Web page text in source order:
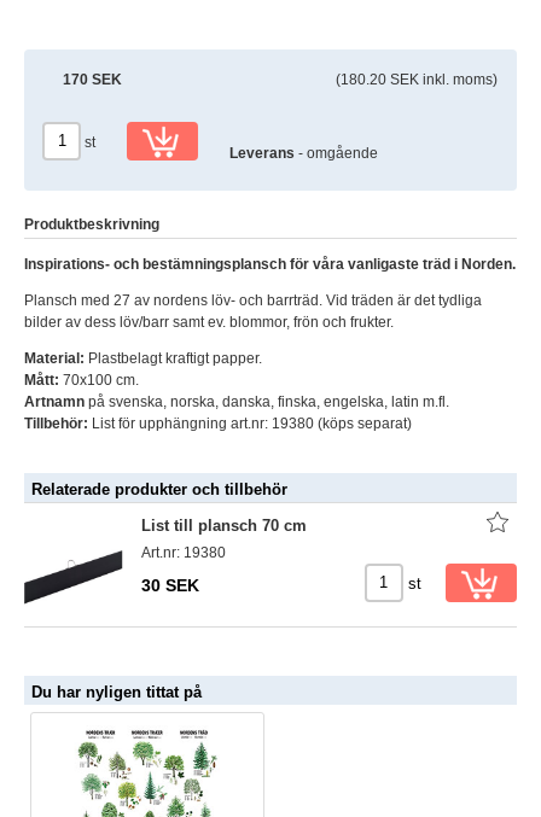
170 SEK (180.20 SEK inkl. moms)
st
Leverans - omgående
Produktbeskrivning
Inspirations- och bestämningsplansch för våra vanligaste träd i Norden.
Plansch med 27 av nordens löv- och barrträd. Vid träden är det tydliga
bilder av dess löv/barr samt ev. blommor, frön och frukter.
Material: Plastbelagt kraftigt papper.
Mått: 70x100 cm.
Artnamn på svenska, norska, danska, finska, engelska, latin m.fl.
Tillbehör: List för upphängning art.nr: 19380 (köps separat)
Relaterade produkter och tillbehör
List till plansch 70 cm
Art.nr: 19380
30 SEK st
Du har nyligen tittat på